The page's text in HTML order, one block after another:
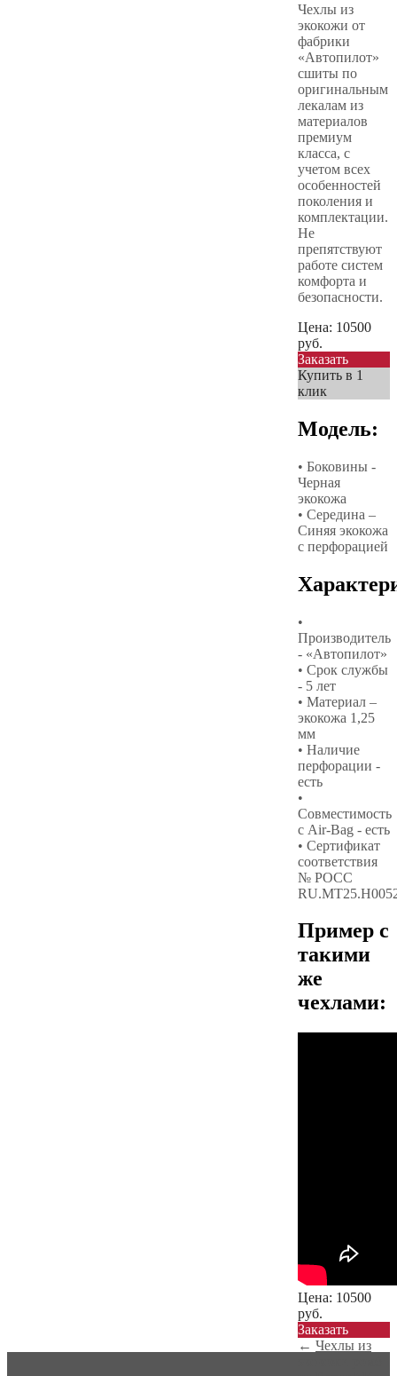
Чехлы из
экокожи от
фабрики
«Автопилот»
сшиты по
оригинальным
лекалам из
материалов
премиум
класса, с
учетом всех
особенностей
поколения и
комплектации.
Не
препятствуют
работе систем
комфорта и
безопасности.
Цена: 10500
руб.
Заказать
Купить в 1
клик
Модель:
• Боковины -
Черная
экокожа
• Середина –
Синяя экокожа
с перфорацией
•
Производитель
- «Автопилот»
• Срок службы
- 5 лет
• Материал –
экокожа 1,25
мм
• Наличие
перфорации -
есть
•
Совместимость
с Air-Bag - есть
• Сертификат
соответствия
№ РОСС
Пример с
такими
же
чехлами:
Цена: 10500
руб.
Заказать
← Чехлы из